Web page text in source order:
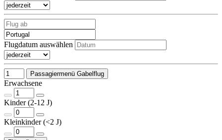
Flugdatum auswählen
Passagiermenü Gabelflug
Erwachsene
Kinder (2-12 J)
Kleinkinder (<2 J)